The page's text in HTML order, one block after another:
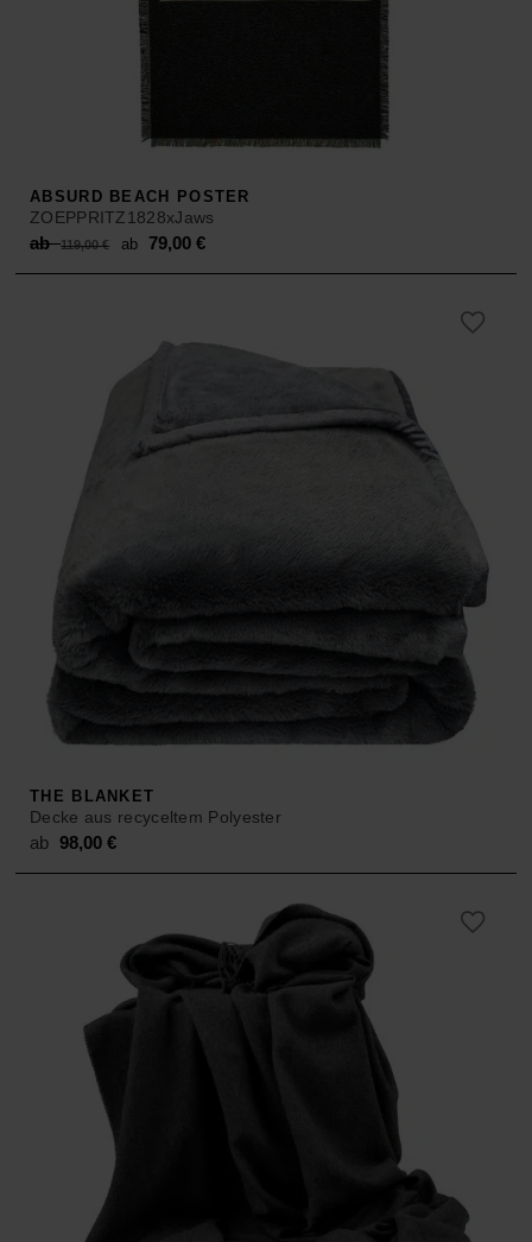
ABSURD BEACH POSTER
ZOEPPRITZ1828xJaws
ab119,00€
Original
price
ab 79,00 €Current
price
THE BLANKET
Decke aus recyceltem Polyester
ab98,00€